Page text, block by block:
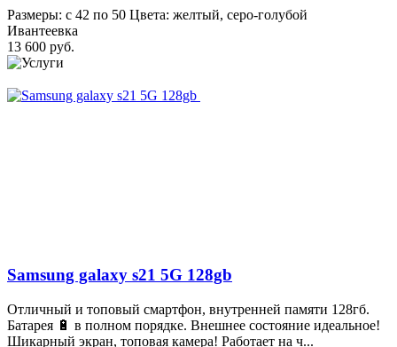
Размеры: с 42 по 50 Цвета: желтый, серо-голубой
Ивантеевка
13 600 руб.
Samsung galaxy s21 5G 128gb
Отличный и топовый смартфон, внутренней памяти 128гб.
Батарея 🔋 в полном порядке. Внешнее состояние идеальное!
Шикарный экран, топовая камера! Работает на ч...